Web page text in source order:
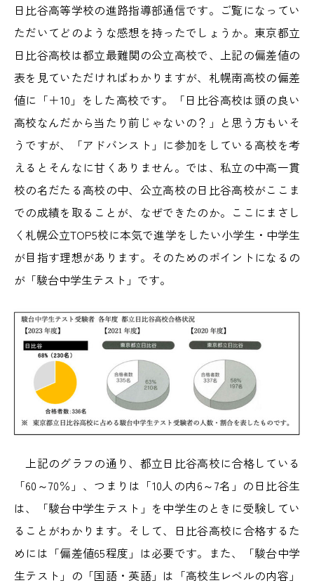
日比谷高等学校の進路指導部通信です。ご覧になってい
ただいてどのような感想を持ったでしょうか。東京都立
日比谷高校は都立最難関の公立高校で、上記の偏差値の
表を見ていただければわかりますが、札幌南高校の偏差
値に「＋10」をした高校です。「日比谷高校は頭の良い
高校なんだから当たり前じゃないの？」と思う方もいそ
うですが、「アドバンスト」に参加をしている高校を考
えるとそんなに甘くありません。では、私立の中高一貫
校の名だたる高校の中、公立高校の日比谷高校がここま
での成績を取ることが、なぜできたのか。ここにまさし
く札幌公立TOP5校に本気で進学をしたい小学生・中学生
が目指す理想があります。そのためのポイントになるの
が「駿台中学生テスト」です。
上記のグラフの通り、都立日比谷高校に合格している
「60～70％」、つまりは「10人の内6～7名」の日比谷生
は、「駿台中学生テスト」を中学生のときに受験してい
ることがわかります。そして、日比谷高校に合格するた
めには「偏差値65程度」は必要です。また、「駿台中学
生テスト」の「国語・英語」は「高校生レベルの内容」